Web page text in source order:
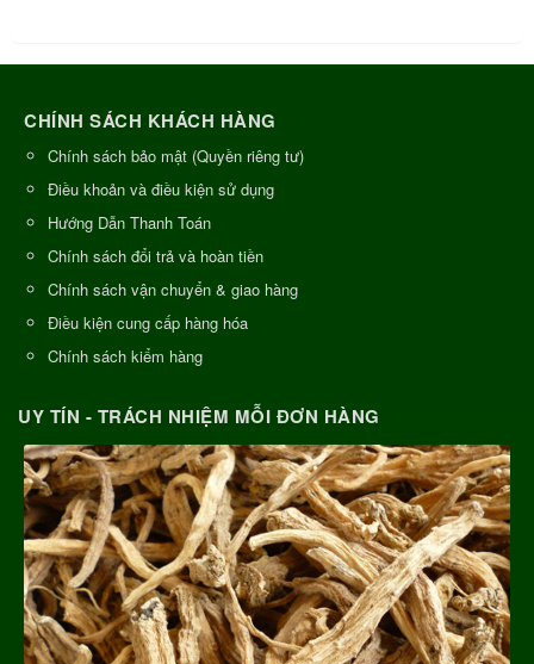
CHÍNH SÁCH KHÁCH HÀNG
Chính sách bảo mật (Quyền riêng tư)
Điều khoản và điều kiện sử dụng
Hướng Dẫn Thanh Toán
Chính sách đổi trả và hoàn tiền
Chính sách vận chuyển & giao hàng
Điều kiện cung cấp hàng hóa
Chính sách kiểm hàng
UY TÍN - TRÁCH NHIỆM MỖI ĐƠN HÀNG